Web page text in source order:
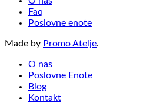
Faq
Poslovne enote
Made by Promo Atelje.
O nas
Poslovne Enote
Blog
Kontakt